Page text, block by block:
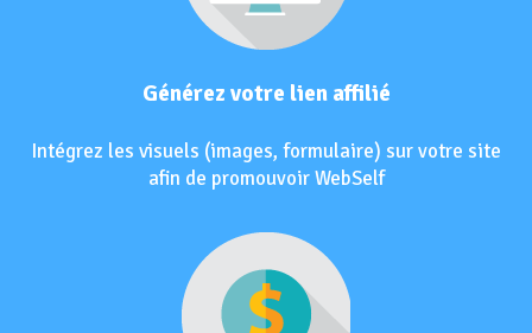
Générez votre lien affilié
Intégrez les visuels (images, formulaire) sur votre site
afin de promouvoir WebSelf